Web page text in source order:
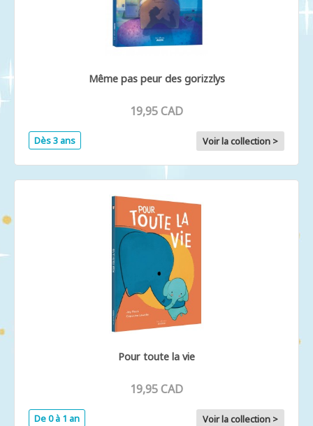
Même pas peur des gorizzlys
19,95 CAD
Dès 3 ans Voir la collection >
Pour toute la vie
19,95 CAD
De 0 à 1 an Voir la collection >